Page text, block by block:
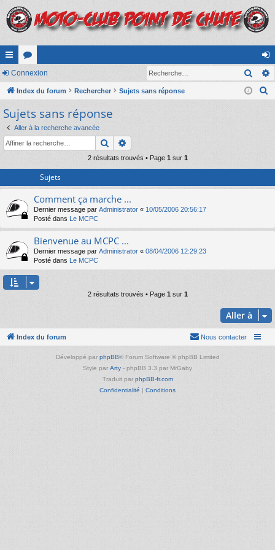
cc
ès
ra
pi
de
or
u
m
s
on
ne
Connexion
Index du forum Rechercher Sujets sans réponse
c
h
Sujets sans réponse
Aller à la recherche avancée
Rechercher
2 résultats trouvés • Page 1 sur 1
Sujets
Comment ça marche ...
Dernier message par Administrator « 10/05/2006 20:56:17
Posté dans Le MCPC
Bienvenue au MCPC ...
Dernier message par Administrator « 08/04/2006 12:29:23
Posté dans Le MCPC
2 résultats trouvés • Page 1 sur 1
Aller à
Index du forum Nous contacter
Développé par phpBB® Forum Software © phpBB Limited
Style par Arty - phpBB 3.3 par MrGaby
Traduit par phpBB-fr.com
Confidentialité | Conditions